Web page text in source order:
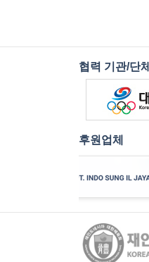
협력 기관/단체
후원업체